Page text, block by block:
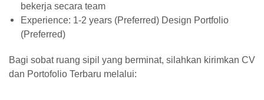
bekerja secara team
Experience: 1-2 years (Preferred) Design Portfolio
(Preferred)
Bagi sobat ruang sipil yang berminat, silahkan kirimkan CV
dan Portofolio Terbaru melalui: